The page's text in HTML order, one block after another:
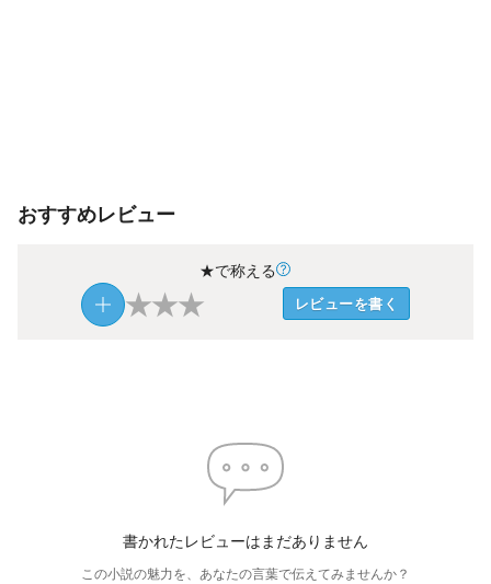
おすすめレビュー
★で称える
★★★ レビューを書く
書かれたレビューはまだありません
この小説の魅力を、あなたの言葉で伝えてみませんか？